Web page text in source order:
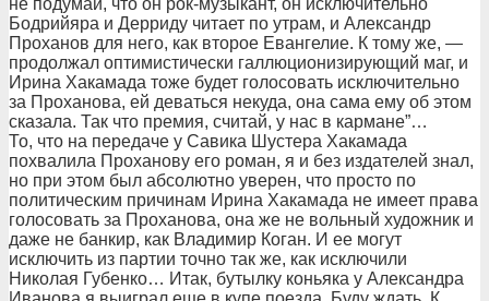
не подумай, что он рок-музыкант, он исключительно
Бодрийяра и Дерриду читает по утрам, и Александр
Проханов для него, как второе Евангелие. К тому же, —
продолжал оптимистически галлюционизирующий маг, и
Ирина Хакамада тоже будет голосовать исключительно
за Проханова, ей деваться некуда, она сама ему об этом
сказала. Так что премия, считай, у нас в кармане”…
То, что на передаче у Савика Шустера Хакамада
похвалила Проханову его роман, я и без издателей знал,
но при этом был абсолютно уверен, что просто по
политическим причинам Ирина Хакамада не имеет права
голосовать за Проханова, она же не вольный художник и
даже не банкир, как Владимир Коган. И ее могут
исключить из партии точно так же, как исключили
Николая Губенко… Итак, бутылку коньяка у Александра